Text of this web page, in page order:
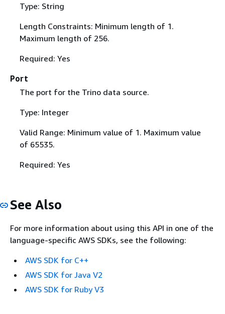
Type: String
Length Constraints: Minimum length of 1.
Maximum length of 256.
Required: Yes
Port
The port for the Trino data source.
Type: Integer
Valid Range: Minimum value of 1. Maximum value
of 65535.
Required: Yes
See Also
For more information about using this API in one of the
language-specific AWS SDKs, see the following:
AWS SDK for C++
AWS SDK for Java V2
AWS SDK for Ruby V3